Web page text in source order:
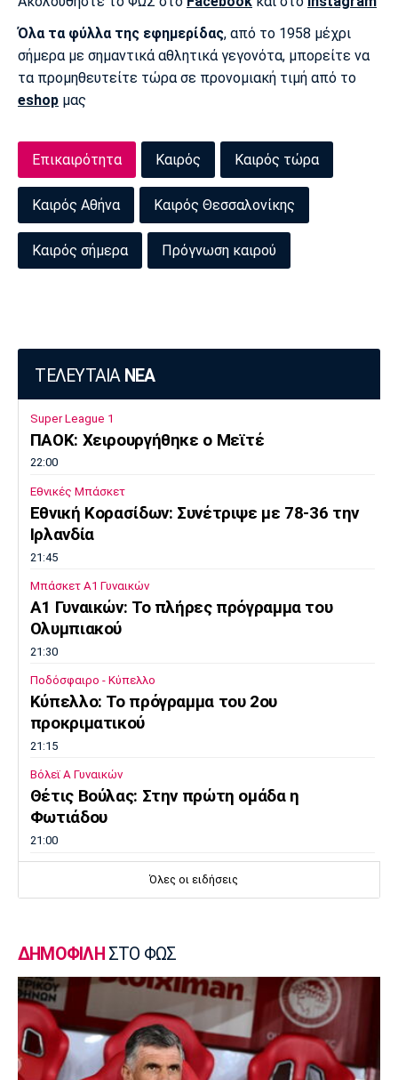
Όλα τα φύλλα της εφημερίδας, από το 1958 μέχρι
σήμερα με σημαντικά αθλητικά γεγονότα, μπορείτε να
τα προμηθευτείτε τώρα σε προνομιακή τιμή από το
eshop μας
Επικαιρότητα Καιρός Καιρός τώρα
Καιρός Αθήνα Καιρός Θεσσαλονίκης
Καιρός σήμερα Πρόγνωση καιρού
ΤΕΛΕΥΤΑΙΑ ΝΕΑ
Super League 1
ΠΑΟΚ: Χειρουργήθηκε ο Μεϊτέ
22:00
Εθνικές Μπάσκετ
Εθνική Κορασίδων: Συνέτριψε με 78-36 την
Ιρλανδία
21:45
Μπάσκετ Α1 Γυναικών
A1 Γυναικών: To πλήρες πρόγραμμα του
Ολυμπιακού
21:30
Ποδόσφαιρο - Κύπελλο
Κύπελλο: Το πρόγραμμα του 2ου
προκριματικού
21:15
Βόλεϊ Α Γυναικών
Θέτις Βούλας: Στην πρώτη ομάδα η
Φωτιάδου
21:00
ΑΣ Άρης: «Η ισονομία δεν είναι
Super League 2
Στον Πανσερραϊκό ο Αδάμ
20:30
Μπάσκετ Ελλάδα
Σ.Ε.Φ.: Παρουσίαση της νέας του μορφής
Όλες οι ειδήσεις
ΔΗΜΟΦΙΛΗ ΣΤΟ ΦΩΣ